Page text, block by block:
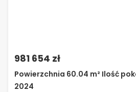
981 654 zł
Powierzchnia 60.04 m² Ilość
2024